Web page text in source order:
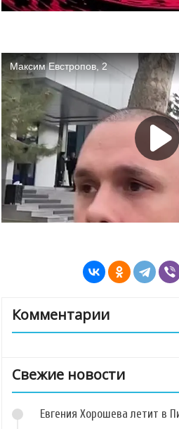
Комментарии
Свежие новости
Евгения Хорошева летит в